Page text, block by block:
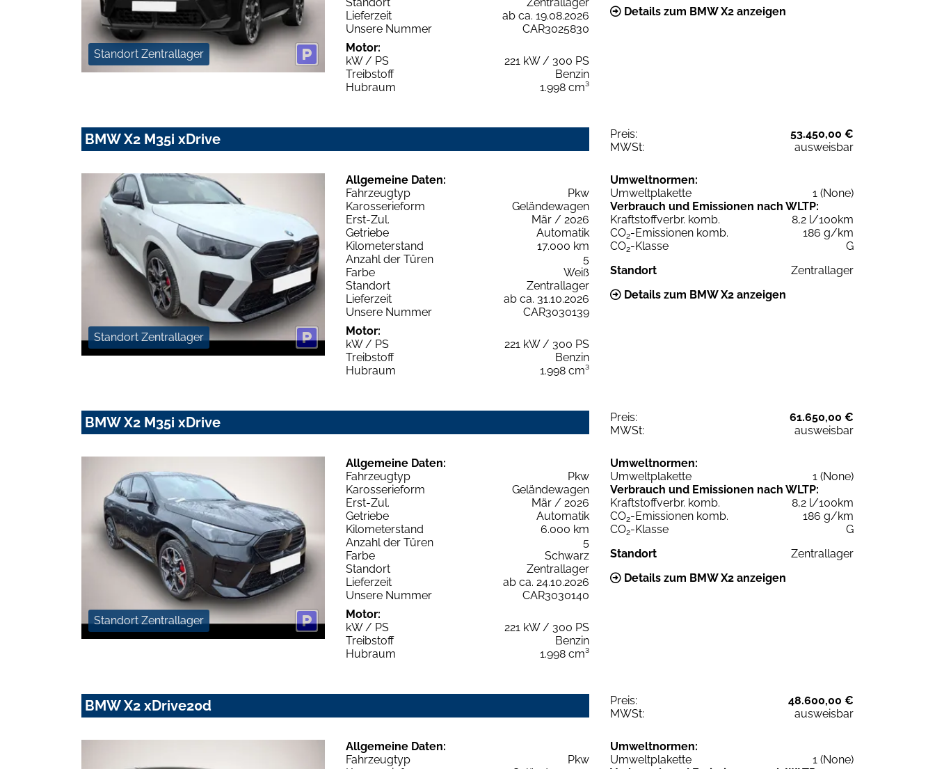
Standort Zentrallager
Lieferzeit
ab ca. 19.08.2026
Unsere Nummer
CAR3025830
Motor:
kW / PS
221 kW / 300 PS
Treibstoff
Benzin
Hubraum
1.998 cm³
Details zum BMW X2 anzeigen
BMW X2 M35i xDrive Preis:
53.450,00 €
MWSt:
ausweisbar
Standort Zentrallager
Allgemeine Daten:
Fahrzeugtyp
Pkw
Karosserieform
Geländewagen
Erst-Zul.
Mär / 2026
Getriebe
Automatik
Kilometerstand
17.000 km
Anzahl der Türen
5
Farbe
Weiß
Standort
Zentrallager
Lieferzeit
ab ca. 31.10.2026
Unsere Nummer
CAR3030139
Motor:
kW / PS
221 kW / 300 PS
Treibstoff
Benzin
Hubraum
1.998 cm³
Umweltnormen:
Umweltplakette
1 (None)
Verbrauch und Emissionen nach WLTP:
Kraftstoffverbr. komb.
8,2 l/100km
CO2-Emissionen komb.
186 g/km
CO2-Klasse
G
Standort
Zentrallager
Details zum BMW X2 anzeigen
BMW X2 M35i xDrive Preis:
61.650,00 €
MWSt:
ausweisbar
Standort Zentrallager
Allgemeine Daten:
Fahrzeugtyp
Pkw
Karosserieform
Geländewagen
Erst-Zul.
Mär / 2026
Getriebe
Automatik
Kilometerstand
6.000 km
Anzahl der Türen
5
Farbe
Schwarz
Standort
Zentrallager
Lieferzeit
ab ca. 24.10.2026
Unsere Nummer
CAR3030140
Motor:
kW / PS
221 kW / 300 PS
Treibstoff
Benzin
Hubraum
1.998 cm³
Umweltnormen:
Umweltplakette
1 (None)
Verbrauch und Emissionen nach WLTP:
Kraftstoffverbr. komb.
8,2 l/100km
CO2-Emissionen komb.
186 g/km
CO2-Klasse
G
Standort
Zentrallager
Details zum BMW X2 anzeigen
BMW X2 xDrive20d Preis:
48.600,00 €
MWSt:
ausweisbar
Allgemeine Daten:
Fahrzeugtyp
Pkw
Umweltnormen:
Umweltplakette
1 (None)